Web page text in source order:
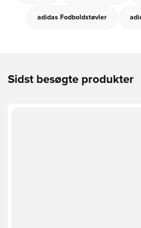
adidas Fodboldstøvler
Sidst besøgte produkter